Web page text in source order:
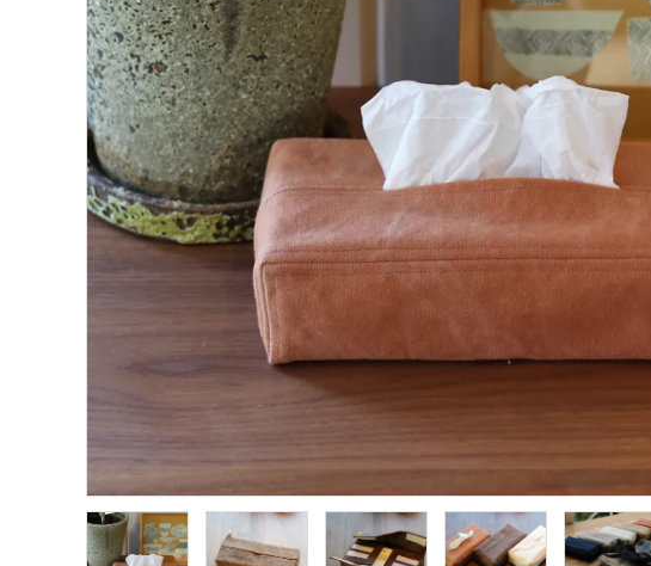
素材から選ぶ
インフォメーション